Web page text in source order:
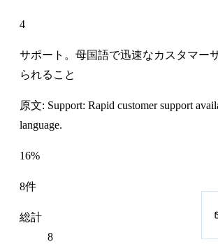
4
サポート。母国語で迅速なカスタマー
られること
原文: Support: Rapid customer support
language.
16%
8件
総計
8